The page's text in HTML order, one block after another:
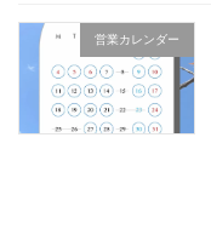
営業カレンダー